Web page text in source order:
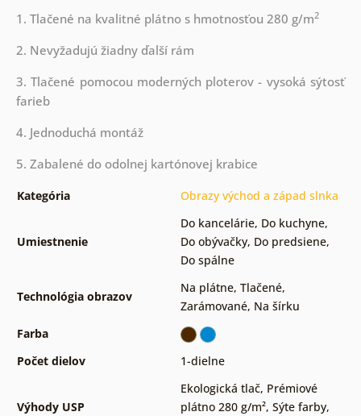
1. Tlačené na kvalitné plátno s hmotnosťou 280 g/m2
2. Nevyžadujú žiadny ďalší rám
3. Tlačené pomocou moderných ploterov - vysoká sýtosť
farieb
4. Jednoduchá montáž
5. Zabalené do odolnej kartónovej krabice
Kategória Obrazy východ a západ slnka
Umiestnenie
Do kancelárie, Do kuchyne,
Do obývačky, Do predsiene,
Do spálne
Technológia obrazov
Na plátne, Tlačené,
Zarámované, Na šírku
Farba
Počet dielov
1-dielne
Výhody USP
Ekologická tlač, Prémiové
plátno 280 g/m², Sýte farby,